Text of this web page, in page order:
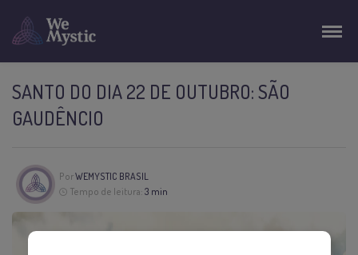
SANTO DO DIA 22 DE OUTUBRO: SÃO
GAUDÊNCIO
PorWEMYSTIC BRASIL
Tempo de leitura: 3 min